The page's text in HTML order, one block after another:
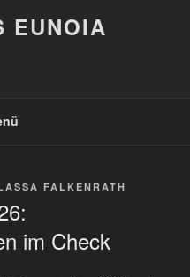
EUNOIA
FALKENRATH
im Check